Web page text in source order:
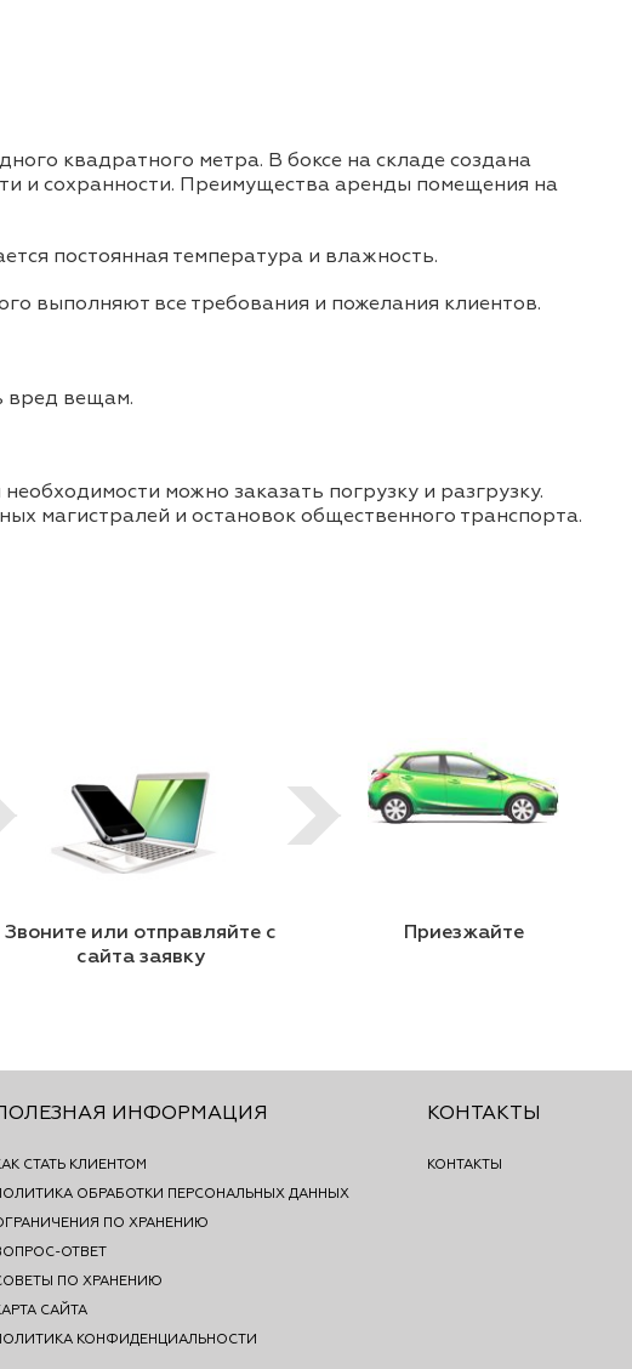
квадратного метра. В боксе на складе создана
и сохранности. Преимущества аренды помещения на
постоянная температура и влажность.
выполняют все требования и пожелания клиентов.
вред вещам.
можно заказать погрузку и разгрузку.
магистралей и остановок общественного транспорта.
Звоните или отправляйте с
сайта заявку
Приезжайте
ИНФОРМАЦИЯ
СТАТЬ КЛИЕНТОМ
ОБРАБОТКИ ПЕРСОНАЛЬНЫХ ДАННЫХ
ПО ХРАНЕНИЮ
ОТВЕТ
ПО ХРАНЕНИЮ
САЙТА
КОНФИДЕНЦИАЛЬНОСТИ
КОНТАКТЫ
КОНТАКТЫ